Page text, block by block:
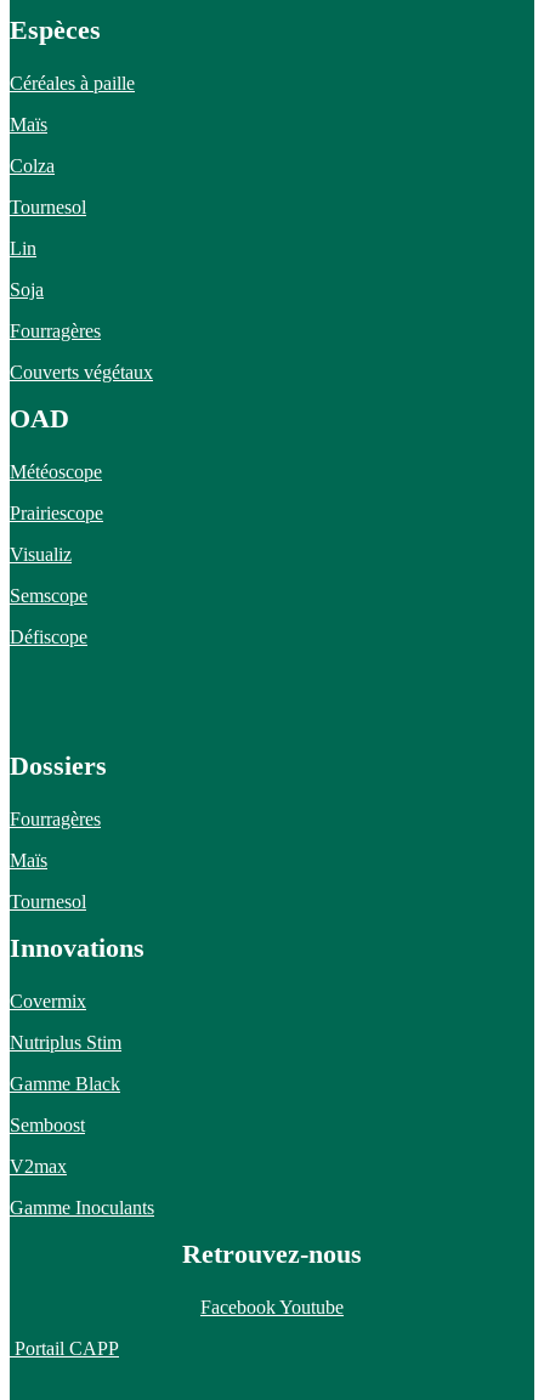
Espèces
Céréales à paille
Maïs
Colza
Tournesol
Lin
Soja
Fourragères
Couverts végétaux
OAD
Météoscope
Prairiescope
Visualiz
Semscope
Défiscope
Dossiers
Fourragères
Maïs
Tournesol
Innovations
Covermix
Nutriplus Stim
Gamme Black
Semboost
V2max
Gamme Inoculants
Retrouvez-nous
FacebookYoutube
Portail CAPP